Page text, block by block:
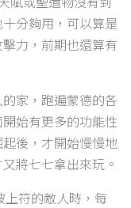
分夠用，可以算是
力，前期也還算有
家，跑遍蒙德的各
始有更多的功能性
後，才開始慢慢地
將七七拿出來玩。
上符的敵人時，每